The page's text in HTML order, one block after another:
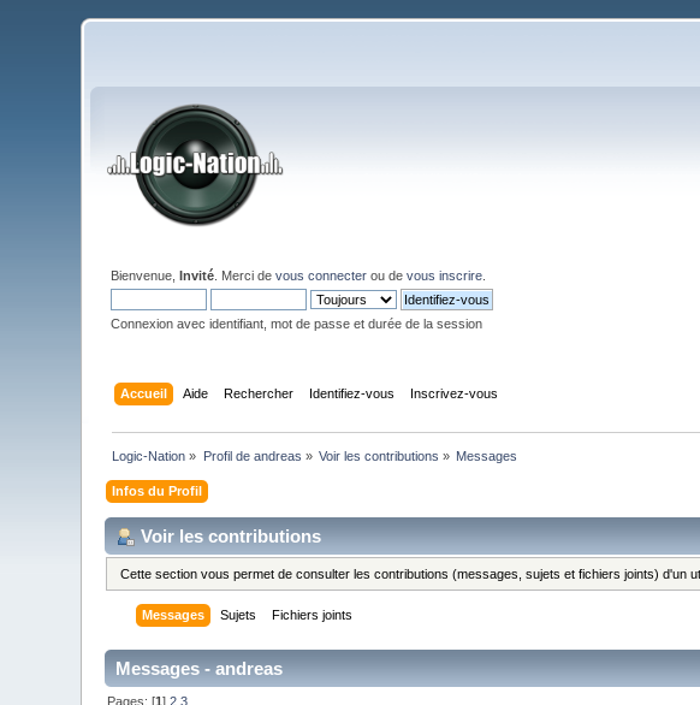
Bienvenue,Invité . Merci devous connecter ou devous inscrire
Connexion avec identifiant, mot de passe et durée de la session
Accueil Aide Rechercher Identifiez-vous Inscrivez-vous
Logic-Nation » Profil de andreas » Voir les contributions » Messages
Infos du Profil
Voir les contributions
Cette section vous permet de consulter les contributions (messages, sujets et fichiers joints) d'un
Messages Sujets Fichiers joints
Messages - andreas
Pages: [1]2 3